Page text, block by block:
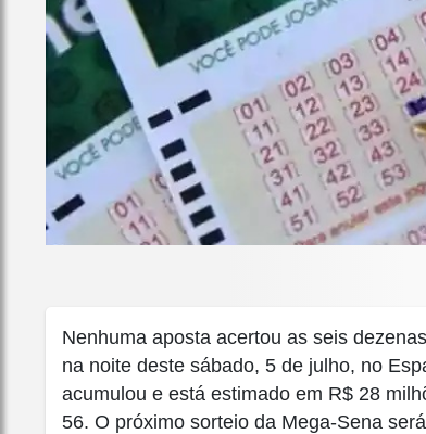
Nenhuma aposta acertou as seis
na noite deste sábado, 5 de julho, no
acumulou e está estimado em R$ 28
56. O próximo sorteio da Mega-Sena